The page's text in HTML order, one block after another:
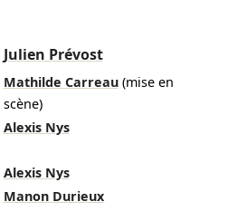
Julien Prévost
Mathilde Carreau (mise en
scène)
Alexis Nys
Alexis Nys
Manon Durieux